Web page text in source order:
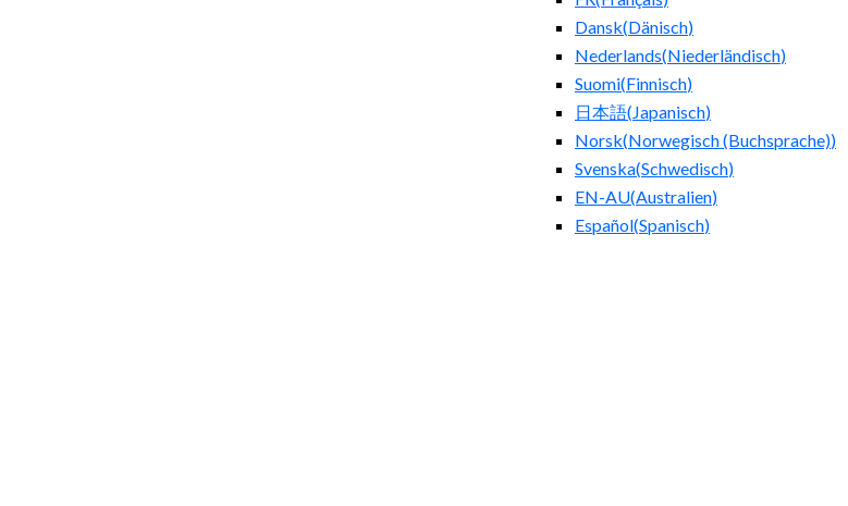
Dansk(Dänisch)
Nederlands(Niederländisch)
Suomi(Finnisch)
日本語(Japanisch)
Norsk(Norwegisch (Buchsprache))
Svenska(Schwedisch)
EN-AU(Australien)
Español(Spanisch)